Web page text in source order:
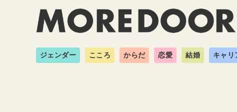
ジェンダー こころ からだ 恋愛 結婚 キャリ